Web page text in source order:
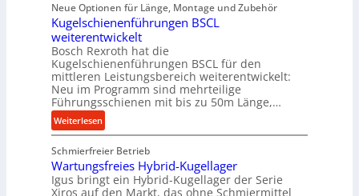
f
ü
r
r
a
u
e
U
m
g
e
b
i
g
i
t
a
e
r
W
k
z
Neue Optionen für Länge, Montage und Zubehör
Kugelschienenführungen BSCL
weiterentwickelt
Bosch Rexroth hat die
Kugelschienenführungen BSCL für den
mittleren Leistungsbereich weiterentwickelt:
Neu im Programm sind mehrteilige
Führungsschienen mit bis zu 50m Länge,…
Weiterlesen:
K
u
g
e
Schmierfreier Betrieb
Wartungsfreies Hybrid-Kugellager
Igus bringt ein Hybrid-Kugellager der Serie
Xiros auf den Markt, das ohne Schmiermittel